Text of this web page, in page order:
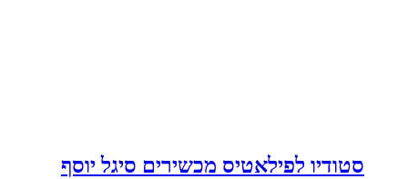
סטודיו לפילאטיס מכשירים סיגל יוסף